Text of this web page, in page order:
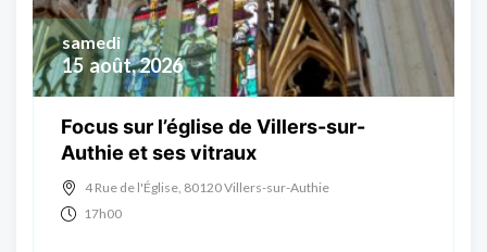
15 août, 2026
samedi
Focus sur l’église de Villers-sur-
Authie et ses vitraux
4 Rue de l'Église, 80120 Villers-sur-Authie
17h00